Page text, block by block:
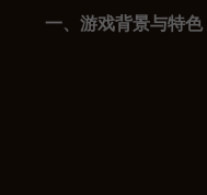
一、游戏背景与特色